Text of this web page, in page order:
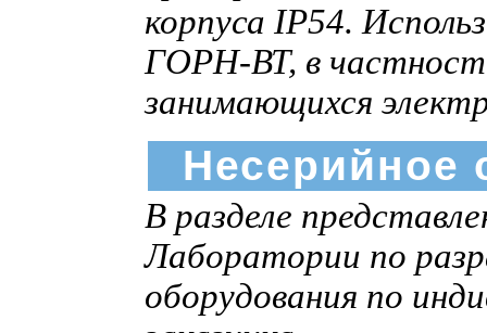
корпуса IP54.
ГОРН-ВТ, в
занимающихся
Несерийное
В разделе
Лаборатории по
оборудования по